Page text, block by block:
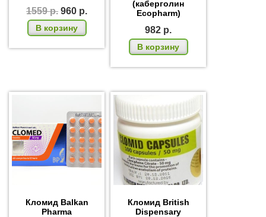
1559р. 960 р.
В корзину
(каберголин
Ecopharm)
982 р.
В корзину
Кломид Balkan
Pharma
Кломид British
Dispensary